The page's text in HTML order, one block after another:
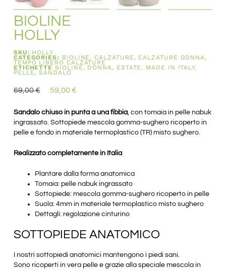
BIOLINE
HOLLY
SKU: HOLLY
CATEGORIES: BIOLINE ,CALZATURE ,CALZATURE DONNA,
TEMPO LIBERO CALZATURE
ETICHETTE BIOLINE , DONNA, ESTATE , MADE IN ITALY,
PELLE,SANDALO
69,00€ 59,00 €
Sandalo chiuso in punta a una fibbia, con tomaia in pelle nabuk
ingrassato. Sottopiede mescola gomma-sughero ricoperto in
pelle e fondo in materiale termoplastico (TR) misto sughero.
Realizzato completamente in Italia
Plantare dalla forma anatomica
Tomaia: pelle nabuk ingrassato
Sottopiede: mescola gomma-sughero ricoperto in pelle
Suola: 4mm in materiale termoplastico misto sughero
Dettagli: regolazione cinturino
SOTTOPIEDE ANATOMICO
I nostri sottopiedi anatomici mantengono i piedi sani.
Sono ricoperti in vera pelle e grazie alla speciale mescola in